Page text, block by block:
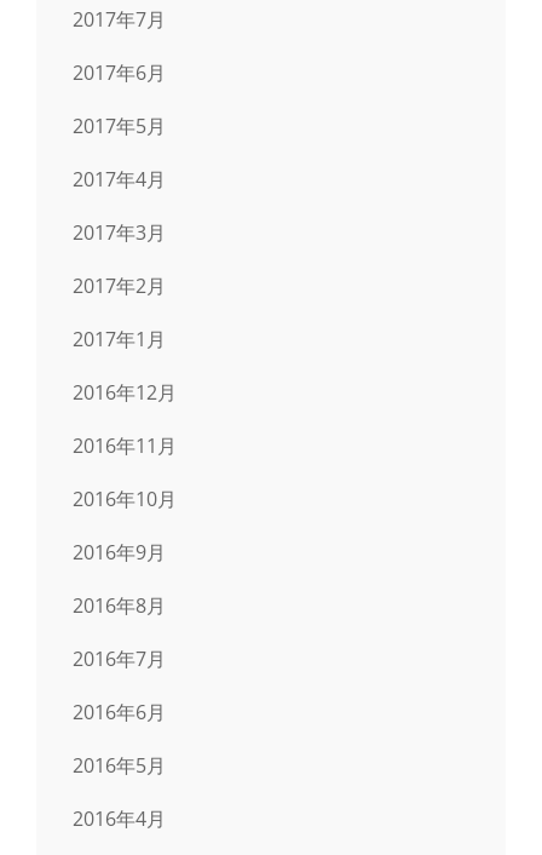
2017年7月
2017年6月
2017年5月
2017年4月
2017年3月
2017年2月
2017年1月
2016年12月
2016年11月
2016年10月
2016年9月
2016年8月
2016年7月
2016年6月
2016年5月
2016年4月